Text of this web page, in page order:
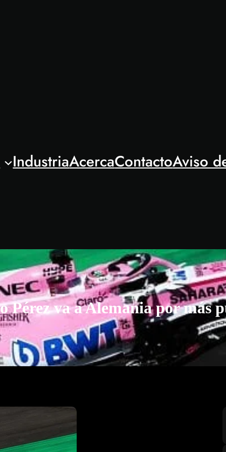
IndustriaAcercaContactoAviso
Pérez va a Alemania por más